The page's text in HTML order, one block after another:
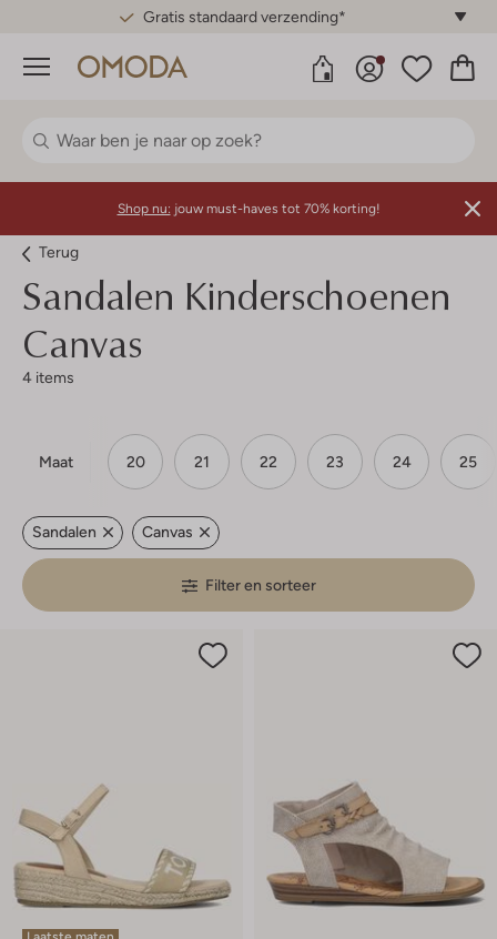
Gratis standaard verzending*
Menu
Shop nu: jouw must-haves tot 70% korting!
Terug
Sandalen Kinderschoenen
Canvas
4 items
Maat 20 21 22 23 24 25
Sandalen Canvas
Filter en sorteer